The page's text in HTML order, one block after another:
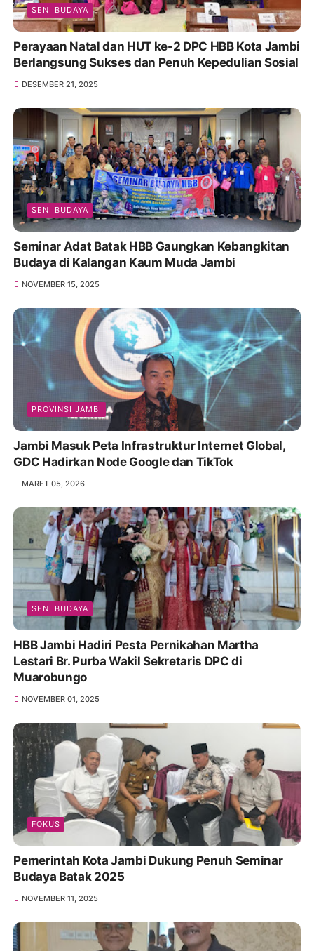
SENI BUDAYA
Perayaan Natal dan HUT ke-2 DPC HBB Kota Jambi
Berlangsung Sukses dan Penuh Kepedulian Sosial
DESEMBER 21, 2025
SENI BUDAYA
Seminar Adat Batak HBB Gaungkan Kebangkitan
Budaya di Kalangan Kaum Muda Jambi
NOVEMBER 15, 2025
PROVINSI JAMBI
Jambi Masuk Peta Infrastruktur Internet Global,
GDC Hadirkan Node Google dan TikTok
MARET 05, 2026
SENI BUDAYA
HBB Jambi Hadiri Pesta Pernikahan Martha
Lestari Br. Purba Wakil Sekretaris DPC di
Muarobungo
NOVEMBER 01, 2025
FOKUS
Pemerintah Kota Jambi Dukung Penuh Seminar
Budaya Batak 2025
NOVEMBER 11, 2025